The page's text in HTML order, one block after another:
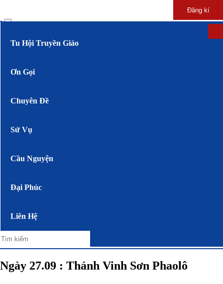
Tu Hội Truyền Giáo
Ơn Gọi
Chuyên Đề
Sứ Vụ
Cầu Nguyện
Đại Phúc
Liên Hệ
Ngày 27.09 : Thánh Vinh Sơn Phaolô
Đăng kí